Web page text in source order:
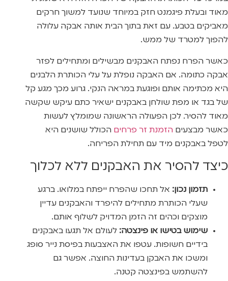
מאוד ובעלת פיגמנט חזק במיוחד שנועד למשוך חרקים
מאביקים בטבע. עם זאת בתוך הבית אותה אבקה עלולה
להפוך למטרד של ממש.
כאשר הפרח נפתח האבקנים מבשילים ומתחילים לפזר
אבקה כתומה. אם האבקה נופלת על עלי הכותרת הלבנים
היא מכתימה אותם ופוגעת במראה הנקי. גרוע מכך מגע קל
של בגד או מפת שולחן באבקנים ישאיר כתם עיקש שקשה
מאוד להסיר. לכן הפעולה הראשונה שמומלץ לעשות
כאשר מבצעים הזמנת זר פרחים הכולל שושנים היא
לטפל באבקנים מיד עם תחילת הפריחה.
כיצד להסיר את האבקנים ללא לכלוך
תזמון נכון: אל תחכו שהפרח ייפתח במלואו. ברגע
שעלי הכותרת מתחילים להיפרד והאבקנים עדיין
מוצקים וכהים זה הזמן המדויק לשלוף אותם.
שימוש בטישו או פינצטה: לעולם אל תגעו באבקנים
בידיים חשופות. עטפו את האצבעות בפיסת נייר סופג
ומשכו את האבקן בעדינות החוצה. אפשר גם
להשתמש בפינצטה קטנה.